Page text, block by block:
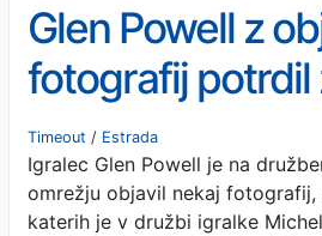
Glen Powell z
fotografij potrdil
igralko Michelle
Timeout / Estrada
Igralec Glen Powell je na
omrežju objavil nekaj fotografij,
katerih je v družbi igralke